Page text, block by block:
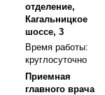
отделение,
Кагальницкое
шоссе, 3
Время работы:
круглосуточно
Приемная
главного врача